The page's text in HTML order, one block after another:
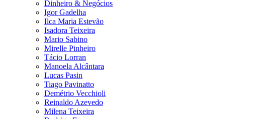
Dinheiro & Negócios
Igor Gadelha
Ilca Maria Estevão
Isadora Teixeira
Mario Sabino
Mirelle Pinheiro
Tácio Lorran
Manoela Alcântara
Lucas Pasin
Tiago Pavinatto
Demétrio Vecchioli
Reinaldo Azevedo
Milena Teixeira